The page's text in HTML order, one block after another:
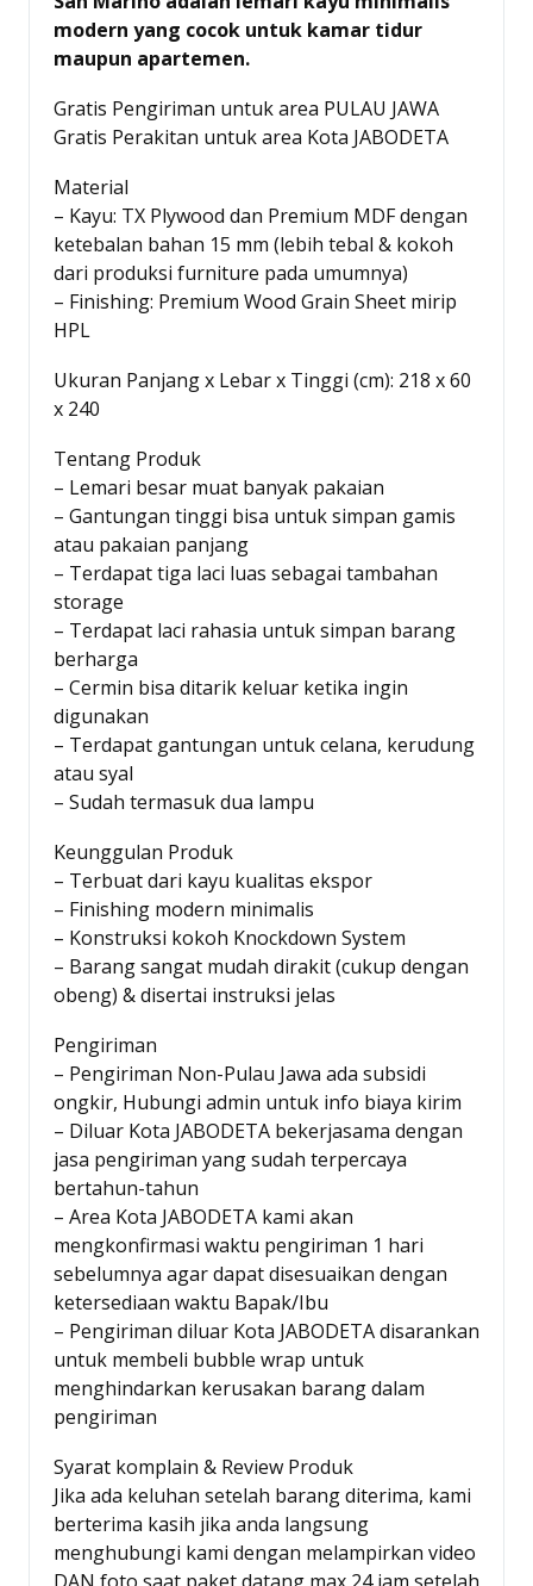
modern yang cocok untuk kamar tidur
maupun apartemen.
Gratis Pengiriman untuk area PULAU JAWA
Gratis Perakitan untuk area Kota JABODETA
Material
– Kayu: TX Plywood dan Premium MDF dengan
ketebalan bahan 15 mm (lebih tebal & kokoh
dari produksi furniture pada umumnya)
– Finishing: Premium Wood Grain Sheet mirip
HPL
Ukuran Panjang x Lebar x Tinggi (cm): 218 x 60
x 240
Tentang Produk
– Lemari besar muat banyak pakaian
– Gantungan tinggi bisa untuk simpan gamis
atau pakaian panjang
– Terdapat tiga laci luas sebagai tambahan
storage
– Terdapat laci rahasia untuk simpan barang
berharga
– Cermin bisa ditarik keluar ketika ingin
digunakan
– Terdapat gantungan untuk celana, kerudung
atau syal
– Sudah termasuk dua lampu
Keunggulan Produk
– Terbuat dari kayu kualitas ekspor
– Finishing modern minimalis
– Konstruksi kokoh Knockdown System
– Barang sangat mudah dirakit (cukup dengan
obeng) & disertai instruksi jelas
Pengiriman
– Pengiriman Non-Pulau Jawa ada subsidi
ongkir, Hubungi admin untuk info biaya kirim
– Diluar Kota JABODETA bekerjasama dengan
jasa pengiriman yang sudah terpercaya
bertahun-tahun
– Area Kota JABODETA kami akan
mengkonfirmasi waktu pengiriman 1 hari
sebelumnya agar dapat disesuaikan dengan
ketersediaan waktu Bapak/Ibu
– Pengiriman diluar Kota JABODETA disarankan
untuk membeli bubble wrap untuk
menghindarkan kerusakan barang dalam
pengiriman
Syarat komplain & Review Produk
Jika ada keluhan setelah barang diterima, kami
berterima kasih jika anda langsung
menghubungi kami dengan melampirkan video